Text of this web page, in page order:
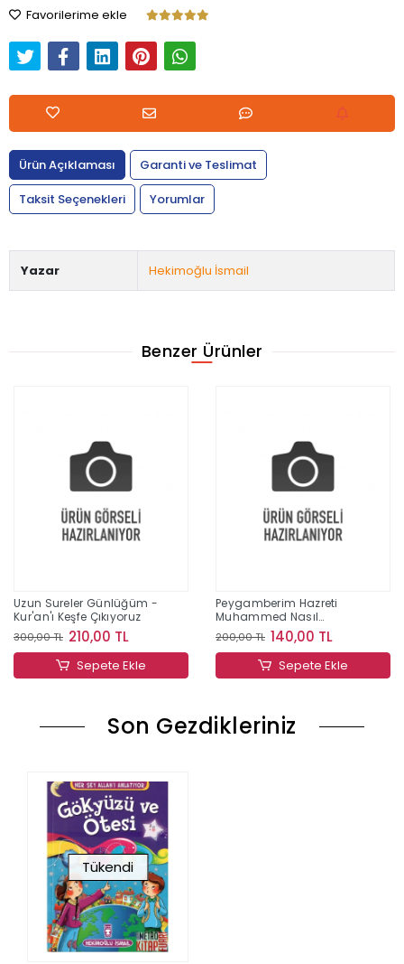
Favorilerime ekle
Ürün Açıklaması
Garanti ve Teslimat
Taksit Seçenekleri
Yorumlar
Yazar Hekimoğlu İsmail
Benzer Ürünler
Uzun Sureler Günlüğüm -
Kur'an'ı Keşfe Çıkıyoruz
300,00 TL 210,00 TL
Sepete Ekle
Peygamberim Hazreti
Muhammed Nasıl
Biriydi?;Eren'in Akıllıca
Soruları
200,00 TL 140,00 TL
Sepete Ekle
Son Gezdikleriniz
Tükendi